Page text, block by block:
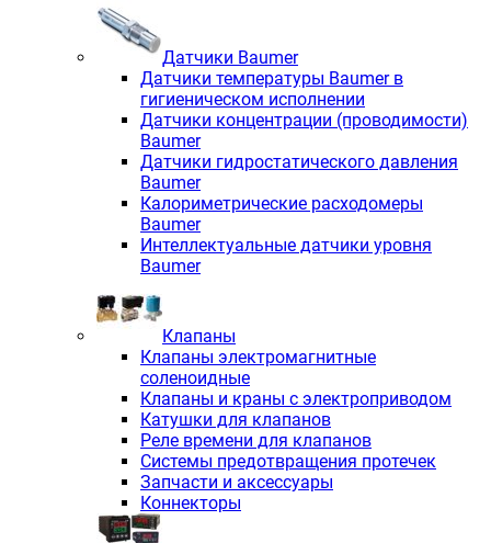
Датчики Baumer
Датчики температуры Baumer в
гигиеническом исполнении
Датчики концентрации (проводимости)
Baumer
Датчики гидростатического давления
Baumer
Калориметрические расходомеры
Baumer
Интеллектуальные датчики уровня
Baumer
Клапаны
Клапаны электромагнитные
соленоидные
Клапаны и краны с электроприводом
Катушки для клапанов
Реле времени для клапанов
Системы предотвращения протечек
Запчасти и аксессуары
Коннекторы